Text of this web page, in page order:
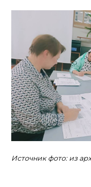
Источник фото: из